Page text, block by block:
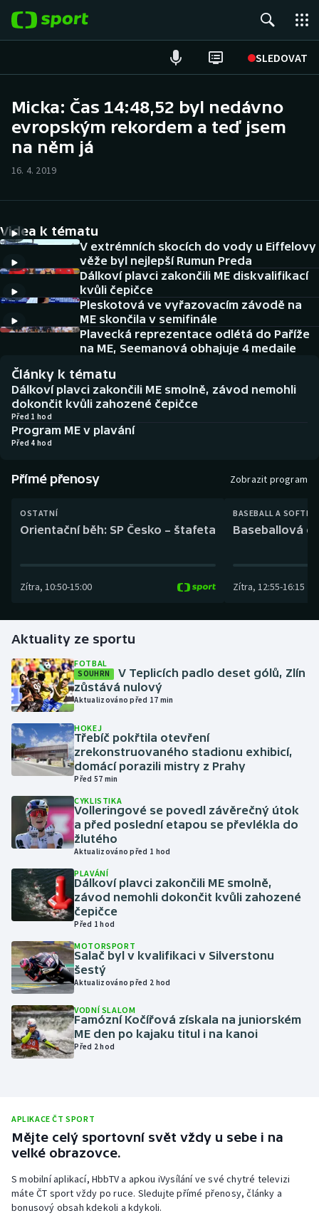
SLEDOVAT
Hokej
Cyklistika
DALŠÍ SPORTY
Americký fotbal
Baseball a softbal
Biatlon
Boby a skeleton
Dostihy
Golf
Gymnastika
Házená
Jezdectví
Judo
Krasobruslení
Lezení
Lyže a snowboard
Moderní pětiboj
Motorsport
Olympijské hry
Parasport
Plavání
Ragby
Rychlobruslení
Rychlostní kanoistika
Short track
NEPŘEHLÉDNĚTE
Soutěže
Aplikace ČT sport
AZ kvíz
Micka: Čas 14:48,52 byl nedávno
evropským rekordem a teď jsem
na něm já
16. 4. 2019
Videa k tématu
V extrémních skocích do vody u Eiffelovy
věže byl nejlepší Rumun Preda
Dálkoví plavci zakončili ME diskvalifikací
kvůli čepičce
Pleskotová ve vyřazovacím závodě na
ME skončila v semifinále
Plavecká reprezentace odlétá do Paříže
na ME, Seemanová obhajuje 4 medaile
Články k tématu
Dálkoví plavci zakončili ME smolně, závod nemohli
dokončit kvůli zahozené čepičce
Před 1 hod
Program ME v plavání
Před 4 hod
Přímé přenosy Zobrazit program
OSTATNÍ
Orientační běh: SP Česko – štafeta
Zítra, 10:50-15:00
BASEBALL A
Baseballová
Zítra, 12:55-16:15
Aktuality ze sportu
FOTBAL
SOUHRN
V Teplicích padlo deset gólů, Zlín
zůstává nulový
Aktualizováno před 17 min
HOKEJ
Třebíč pokřtila otevření
zrekonstruovaného stadionu exhibicí,
domácí porazili mistry z Prahy
Před 57 min
CYKLISTIKA
Volleringové se povedl závěrečný útok
a před poslední etapou se převlékla do
žlutého
Aktualizováno před 1 hod
PLAVÁNÍ
Dálkoví plavci zakončili ME smolně,
závod nemohli dokončit kvůli zahozené
čepičce
Před 1 hod
MOTORSPORT
Salač byl v kvalifikaci v Silverstonu
šestý
Aktualizováno před 2 hod
VODNÍ SLALOM
Famózní Kočířová získala na juniorském
ME den po kajaku titul i na kanoi
Před 2 hod
APLIKACE ČT SPORT
Mějte celý sportovní svět vždy u sebe i na
velké obrazovce.
S mobilní aplikací, HbbTV a apkou iVysílání ve své chytré televizi
máte ČT sport vždy po ruce. Sledujte přímé přenosy, články a
bonusový obsah kdekoli a kdykoli.